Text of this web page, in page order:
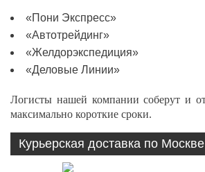
«Пони Экспресс»
«Автотрейдинг»
«Желдорэкспедиция»
«Деловые Линии»
Логисты нашей компании соберут и
максимально короткие сроки.
Курьерская доставка по